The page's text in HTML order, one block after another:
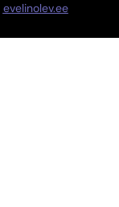
evelinolev.ee